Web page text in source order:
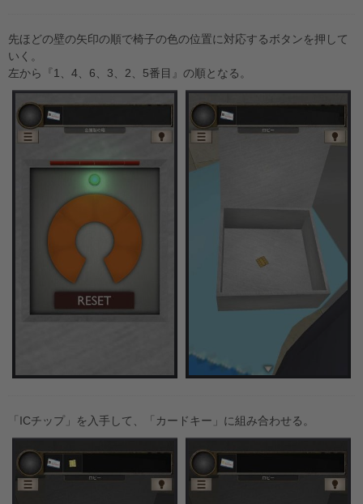
先ほどの壁の矢印の順で椅子の色の位置に対応するボタンを押して
いく。
左から『1、4、6、3、2、5番目』の順となる。
「ICチップ」を入手して、「カードキー」に組み合わせる。